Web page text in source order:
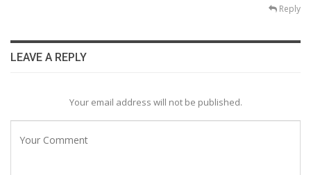
Reply
LEAVE A REPLY
Your email address will not be published.